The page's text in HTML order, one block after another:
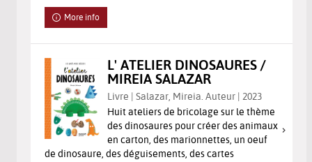
More info
L' ATELIER DINOSAURES /
MIREIA SALAZAR
Livre | Salazar, Mireia. Auteur | 2023
Huit ateliers de bricolage sur le thème
des dinosaures pour créer des animaux
en carton, des marionnettes, un oeuf
de dinosaure, des déguisements, des cartes